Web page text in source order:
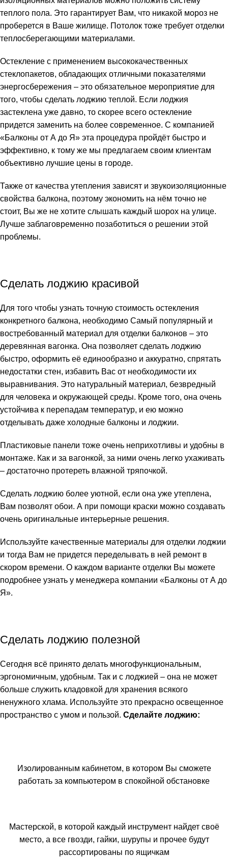
теплого пола. Это гарантирует Вам, что никакой мороз не
проберется в Ваше жилище. Потолок тоже требует отделки
теплосберегающими материалами.
Остекление с применением высококачественных
стеклопакетов, обладающих отличными показателями
энергосбережения – это обязательное мероприятие для
того, чтобы сделать лоджию теплой. Если лоджия
застеклена уже давно, то скорее всего остекление
придется заменить на более современное. С компанией
«Балконы от А до Я» эта процедура пройдёт быстро и
эффективно, к тому же мы предлагаем своим клиентам
объективно лучшие цены в городе.
Также от качества утепления зависят и звукоизоляционные
свойства балкона, поэтому экономить на нём точно не
стоит, Вы же не хотите слышать каждый шорох на улице.
Лучше заблаговременно позаботиться о решении этой
проблемы.
Сделать лоджию красивой
Для того чтобы узнать точную стоимость остекления
конкретного балкона, необходимо Самый популярный и
востребованный материал для отделки балконов – это
деревянная вагонка. Она позволяет сделать лоджию
быстро, оформить её единообразно и аккуратно, спрятать
недостатки стен, избавить Вас от необходимости их
выравнивания. Это натуральный материал, безвредный
для человека и окружающей среды. Кроме того, она очень
устойчива к перепадам температур, и ею можно
отделывать даже холодные балконы и лоджии.
Пластиковые панели тоже очень неприхотливы и удобны в
монтаже. Как и за вагонкой, за ними очень легко ухаживать
– достаточно протереть влажной тряпочкой.
Сделать лоджию более уютной, если она уже утеплена,
Вам позволят обои. А при помощи краски можно создавать
очень оригинальные интерьерные решения.
Используйте качественные материалы для отделки лоджии
и тогда Вам не придется переделывать в ней ремонт в
скором времени. О каждом варианте отделки Вы можете
подробнее узнать у менеджера компании «Балконы от А до
Я».
Сделать лоджию полезной
Сегодня всё принято делать многофункциональным,
эргономичным, удобным. Так и с лоджией – она не может
больше служить кладовкой для хранения всякого
ненужного хлама. Используйте это прекрасно освещенное
пространство с умом и пользой. Сделайте лоджию:
Изолированным кабинетом, в котором Вы сможете
работать за компьютером в спокойной обстановке
Мастерской, в которой каждый инструмент найдет своё
место, а все гвозди, гайки, шурупы и прочее будут
рассортированы по ящичкам